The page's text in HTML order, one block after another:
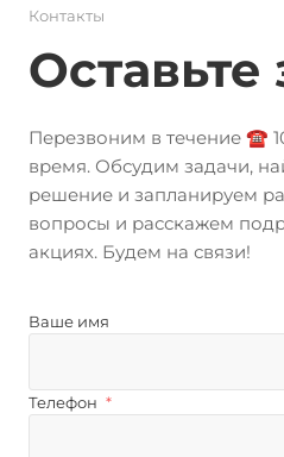
Контакты
Оставьте
Перезвоним в течение ☎️
время. Обсудим задачи,
решение и запланируем
вопросы и расскажем
акциях. Будем на связи!
Ваше имя
Телефон *